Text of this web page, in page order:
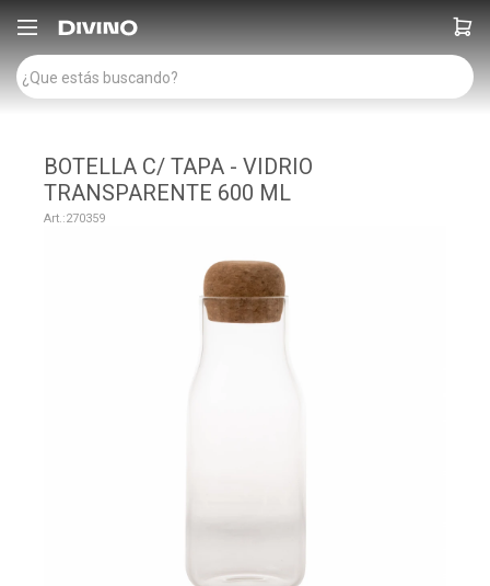

BOTELLA C/ TAPA - VIDRIO
TRANSPARENTE 600 ML
270359